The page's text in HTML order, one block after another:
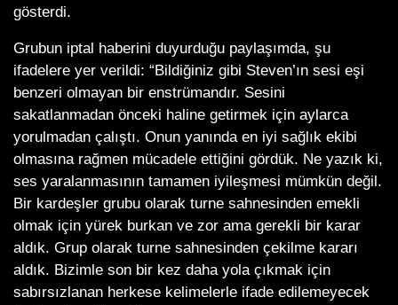
gösterdi.
Grubun iptal haberini duyurduğu paylaşımda, şu
ifadelere yer verildi: “Bildiğiniz gibi Steven’ın sesi eşi
benzeri olmayan bir enstrümandır. Sesini
sakatlanmadan önceki haline getirmek için aylarca
yorulmadan çalıştı. Onun yanında en iyi sağlık ekibi
olmasına rağmen mücadele ettiğini gördük. Ne yazık ki,
ses yaralanmasının tamamen iyileşmesi mümkün değil.
Bir kardeşler grubu olarak turne sahnesinden emekli
olmak için yürek burkan ve zor ama gerekli bir karar
aldık. Grup olarak turne sahnesinden çekilme kararı
aldık. Bizimle son bir kez daha yola çıkmak için
sabırsızlanan herkese kelimelerle ifade edilemeyecek